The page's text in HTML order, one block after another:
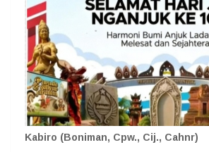
Kabiro (Boniman, Cpw., Cij., Cahnr)